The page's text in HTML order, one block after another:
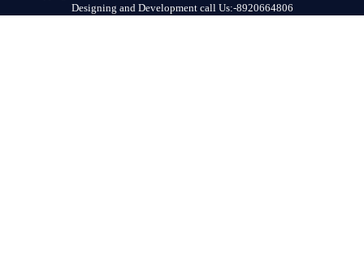
Designing and Development call Us:-8920664806